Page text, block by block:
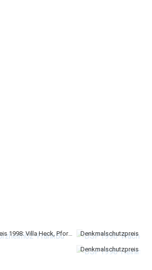
Denkmalschutzpreis 1998: Villa Heck, Pforzheim, Gartenveranda (Foto Frank Busch)